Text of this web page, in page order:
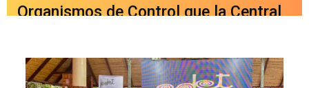
Organismos de Control que la Central
una nueva versión integrada a nuestro
portal web